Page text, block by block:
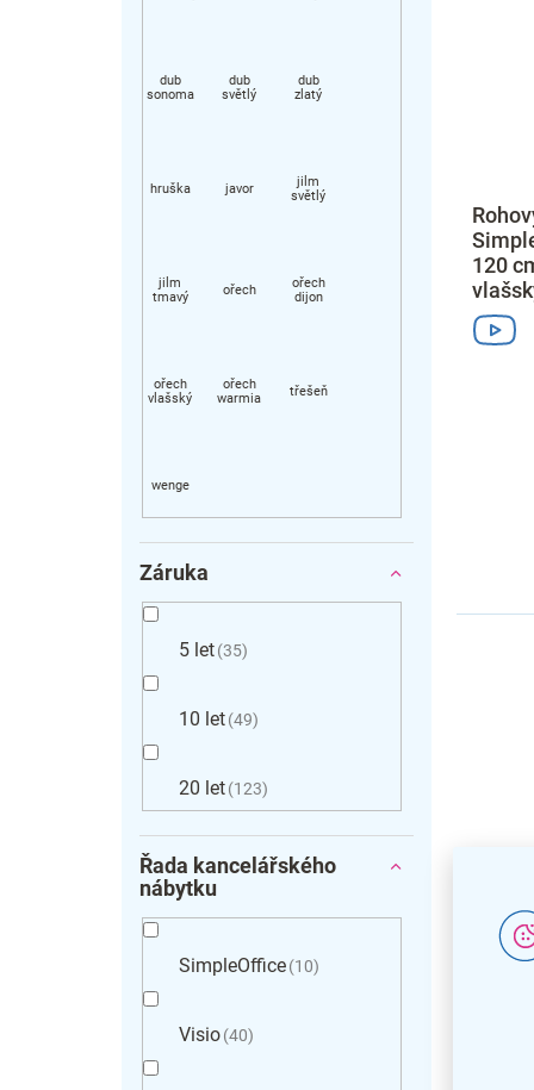
Záruka
5 let 35
10 let 49
20 let 123
Řada kancelářského
nábytku
SimpleOffice 10
Visio 40
120
180 x